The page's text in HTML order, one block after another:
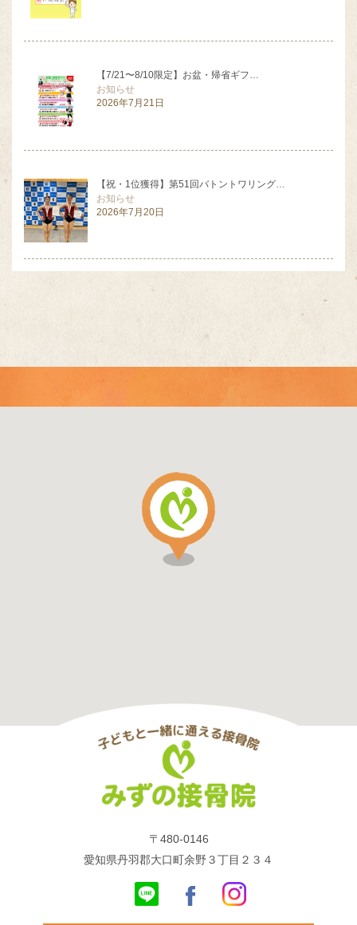
【7/21〜8/10限定】お盆・帰省ギフ…
お知らせ
2026年7月21日
【祝・1位獲得】第51回バトントワリング…
お知らせ
2026年7月20日
〒480-0146
愛知県丹羽郡大口町余野３丁目２３４